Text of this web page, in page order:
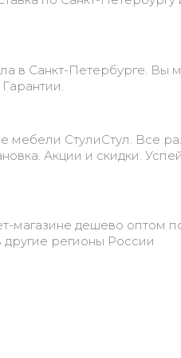
в Санкт-Петербурге. Вы
мебели СтулиСтул. Все
Акции и скидки.
магазине дешево оптом
другие регионы России